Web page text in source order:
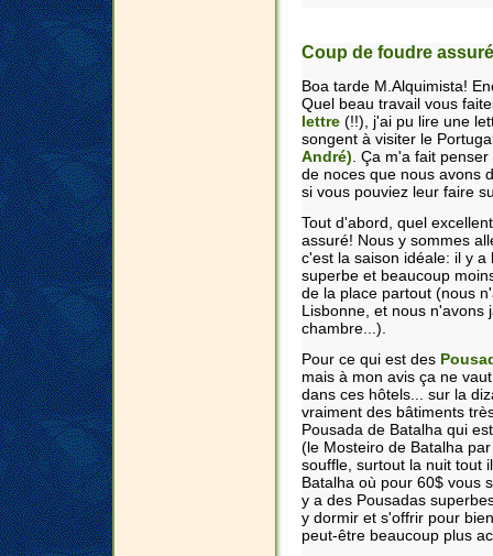
Coup de foudre assuré
Boa tarde M.Alquimista!
Quel beau travail vous
lettre(!!), j'ai pu lire une
songent à visiter le
André) . Ça m'a fait
de noces que nous avons
si vous pouviez leur faire
Tout d'abord, quel
assuré! Nous y sommes
c'est la saison idéale: il y
superbe et beaucoup
de la place partout (nous
Lisbonne, et nous n'avons
chambre...).
Pour ce qui est des
mais à mon avis ça ne
dans ces hôtels... sur la
vraiment des bâtiments
Pousada de Batalha qui
(le Mosteiro de Batalha
souffle, surtout la nuit tout
Batalha où pour 60$ vous
y a des Pousadas
y dormir et s'offrir pour
peut-être beaucoup plus